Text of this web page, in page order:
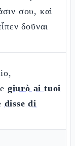
σου, καὶ
δοῦναι
giurò ai tuoi
disse di